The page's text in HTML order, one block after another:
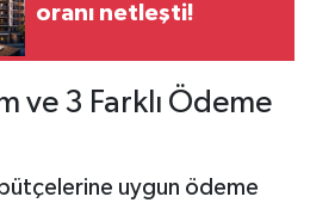
oranı netleşti!
ve 3 Farklı Ödeme
uygun ödeme